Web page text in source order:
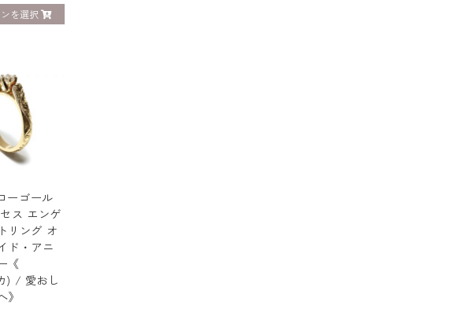
を選択
ーゴール
ス エンゲ
リング オ
ド・アニ
《
) / 愛おし
》